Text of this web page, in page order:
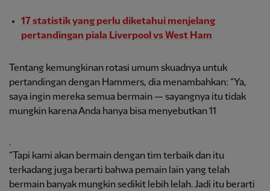
17 statistik yang perlu diketahui menjelang
pertandingan piala Liverpool vs West Ham
Tentang kemungkinan rotasi umum skuadnya untuk
pertandingan dengan Hammers, dia menambahkan: “Ya,
saya ingin mereka semua bermain — sayangnya itu tidak
mungkin karena Anda hanya bisa menyebutkan 11
.
“Tapi kami akan bermain dengan tim terbaik dan itu
terkadang juga berarti bahwa pemain lain yang telah
bermain banyak mungkin sedikit lebih lelah. Jadi itu berarti